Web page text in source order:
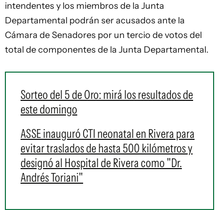
intendentes y los miembros de la Junta
Departamental podrán ser acusados ante la
Cámara de Senadores por un tercio de votos del
total de componentes de la Junta Departamental.
Sorteo del 5 de Oro: mirá los resultados de
este domingo
ASSE inauguró CTI neonatal en Rivera para
evitar traslados de hasta 500 kilómetros y
designó al Hospital de Rivera como "Dr.
Andrés Toriani"